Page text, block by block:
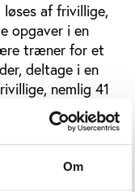
Om
af frivillige,
opgaver i en
træner for et
deltage i en
nemlig 41
og